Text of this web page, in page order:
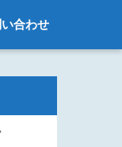
合わせ